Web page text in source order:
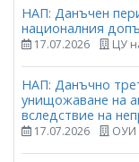
НАП: Данъчен
националния
17.07.2026 ЦУ
НАП: Данъчно
унищожаване на
вследствие на
17.07.2026 ОУИ